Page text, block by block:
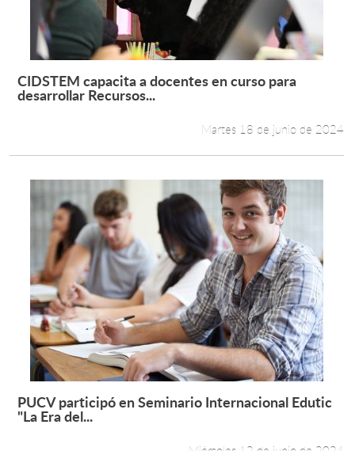
Leer más +
CIDSTEM capacita a docentes en curso para
desarrollar Recursos...
Martes 18 de junio de 2024
Leer más +
PUCV participó en Seminario Internacional Edutic
"La Era del...